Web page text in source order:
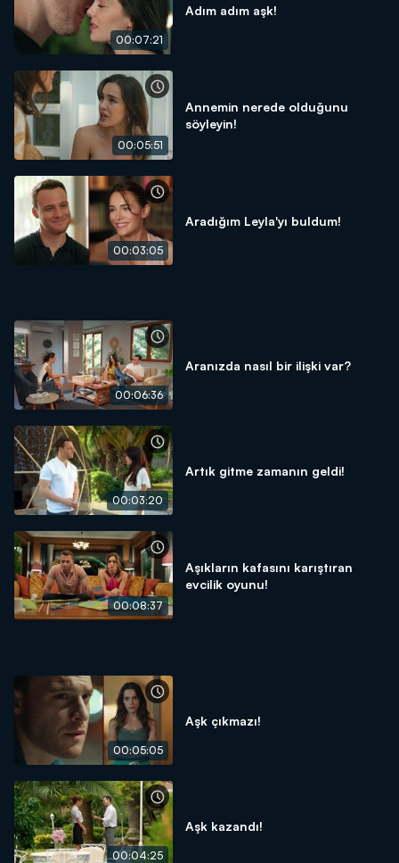
00:07:21
Adım adım aşk!
00:05:51
Annemin nerede olduğunu
söyleyin!
00:03:05
Aradığım Leyla'yı buldum!
00:06:36
Aranızda nasıl bir ilişki var?
00:03:20
Artık gitme zamanın geldi!
00:08:37
Aşıkların kafasını karıştıran
evcilik oyunu!
00:05:05
Aşk çıkmazı!
00:04:25
Aşk kazandı!